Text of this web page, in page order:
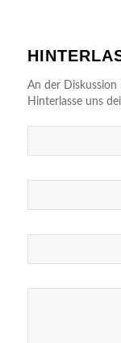
An der Diskussion
Hinterlasse uns